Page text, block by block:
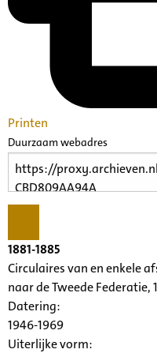
Printen
Duurzaam webadres
1881-1885
Circulaires van en enkele
naar de Tweede Federatie,
Datering:
1946-1969
Uiterlijke vorm: